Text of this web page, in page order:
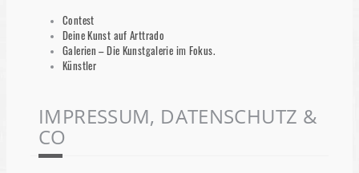
Contest
Deine Kunst auf Arttrado
Galerien – Die Kunstgalerie im Fokus.
Künstler
IMPRESSUM, DATENSCHUTZ &
CO